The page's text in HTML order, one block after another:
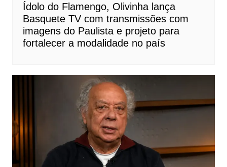
Ídolo do Flamengo, Olivinha lança
Basquete TV com transmissões com
imagens do Paulista e projeto para
fortalecer a modalidade no país